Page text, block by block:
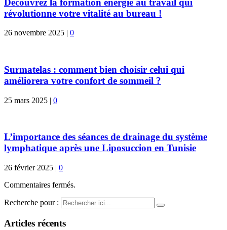
révolutionne votre vitalité au bureau !
26 novembre 2025 | 0
Surmatelas : comment bien choisir celui qui
améliorera votre confort de sommeil ?
25 mars 2025 | 0
L’importance des séances de drainage du système
lymphatique après une Liposuccion en Tunisie
26 février 2025 | 0
Commentaires fermés.
Recherche pour :
Articles récents